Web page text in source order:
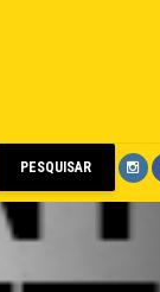
PESQUISAR